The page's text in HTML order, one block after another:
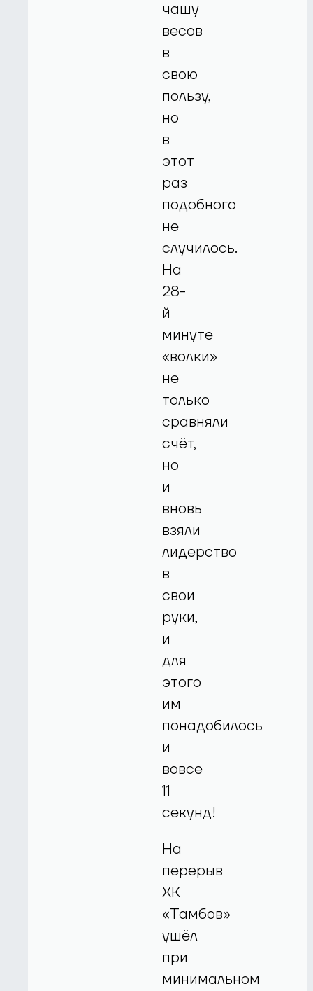
чашу
весов
в
свою
пользу,
но
в
этот
раз
подобного
не
случилось.
На
28-
й
минуте
«волки»
не
только
сравняли
счёт,
но
и
вновь
взяли
лидерство
в
свои
руки,
и
для
этого
им
понадобилось
и
вовсе
11
секунд!
На
перерыв
ХК
«Тамбов»
ушёл
при
минимальном